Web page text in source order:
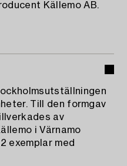
Källemo AB.
Till den formgav
av
i Värnamo
exemplar med